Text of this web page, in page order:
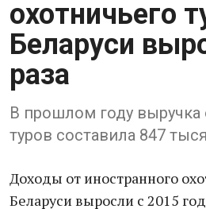
охотничьего
Беларуси
раза
В прошлом году выручка
туров составила 847
Доходы от иностранного
Беларуси выросли с 2015